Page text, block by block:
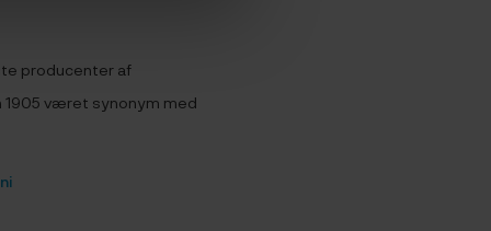
producenter af
1905 været synonym med